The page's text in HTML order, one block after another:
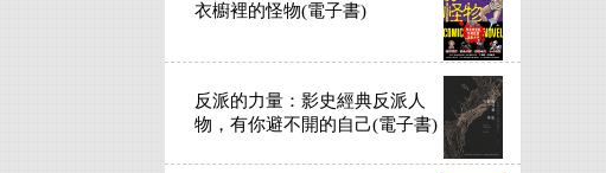
衣櫥裡的怪物(電子書)
反派的力量：影史經典反派人
物，有你避不開的自己(電子書)